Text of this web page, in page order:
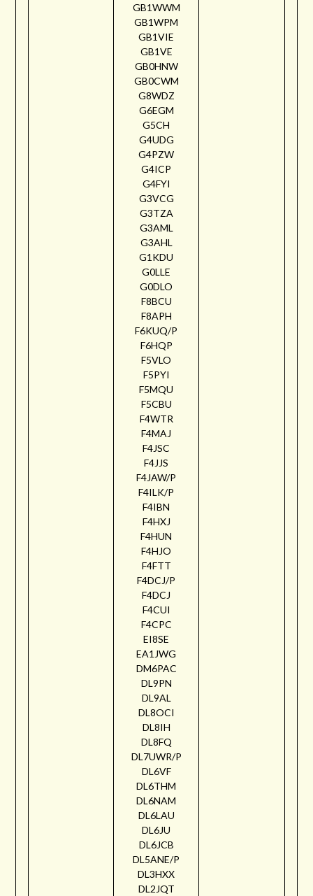
GB1WWM
GB1WPM
GB1VIE
GB1VE
GB0HNW
GB0CWM
G8WDZ
G6EGM
G5CH
G4UDG
G4PZW
G4ICP
G4FYI
G3VCG
G3TZA
G3AML
G3AHL
G1KDU
G0LLE
G0DLO
F8BCU
F8APH
F6KUQ/P
F6HQP
F5VLO
F5PYI
F5MQU
F5CBU
F4WTR
F4MAJ
F4JSC
F4JJS
F4JAW/P
F4ILK/P
F4IBN
F4HXJ
F4HUN
F4HJO
F4FTT
F4DCJ/P
F4DCJ
F4CUI
F4CPC
EI8SE
EA1JWG
DM6PAC
DL9PN
DL9AL
DL8OCI
DL8IH
DL8FQ
DL7UWR/P
DL6VF
DL6THM
DL6NAM
DL6LAU
DL6JU
DL6JCB
DL5ANE/P
DL3HXX
DL2JQT